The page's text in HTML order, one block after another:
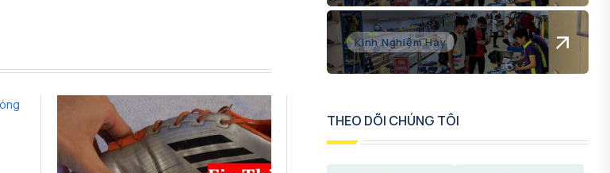
Kinh Nghiệm Hay
THEO DÕI CHÚNG TÔI